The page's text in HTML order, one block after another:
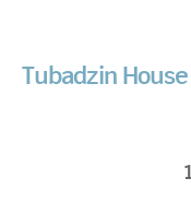
Tubadzin